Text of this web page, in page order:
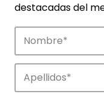
destacadas del